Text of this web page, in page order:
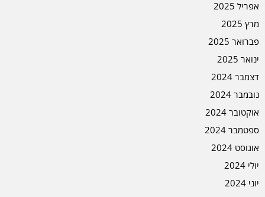
אפריל 2025
מרץ 2025
פברואר 2025
ינואר 2025
דצמבר 2024
נובמבר 2024
אוקטובר 2024
ספטמבר 2024
אוגוסט 2024
יולי 2024
יוני 2024